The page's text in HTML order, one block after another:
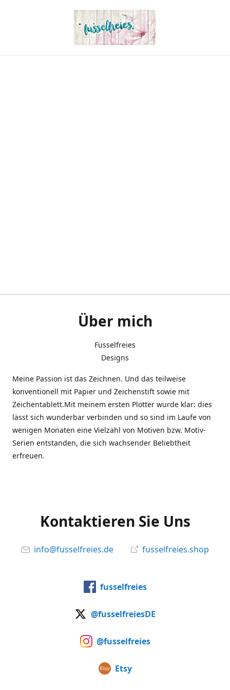
Über mich
Fusselfreies
Designs
Meine Passion ist das Zeichnen. Und das teilweise
konventionell mit Papier und Zeichenstift sowie mit
Zeichentablett.Mit meinem ersten Plotter wurde klar: dies
lässt sich wunderbar verbinden und so sind im Laufe von
wenigen Monaten eine Vielzahl von Motiven bzw. Motiv-
Serien entstanden, die sich wachsender Beliebtheit
erfreuen.
Kontaktieren Sie Uns
info@fusselfreies.de fusselfreies.shop
fusselfreies
@fusselfreiesDE
@fusselfreies
Etsy